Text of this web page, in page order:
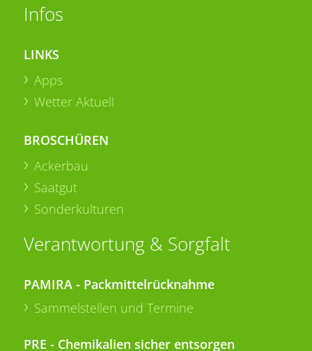
Infos
LINKS
Apps
Wetter Aktuell
BROSCHÜREN
Ackerbau
Saatgut
Sonderkulturen
Verantwortung & Sorgfalt
PAMIRA - Packmittelrücknahme
Sammelstellen und Termine
PRE - Chemikalien sicher entsorgen